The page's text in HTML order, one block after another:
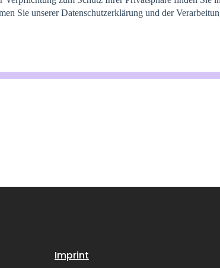
Sie unserer Datenschutzerklärung und der
Imprint